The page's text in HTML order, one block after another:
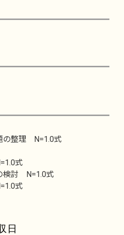
の整理 N=1.0式
式
検討 N=1.0式
式
日